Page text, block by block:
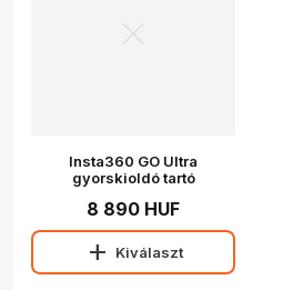
Insta360 GO Ultra
gyorskioldó tartó
8 890 HUF
add Kiválaszt